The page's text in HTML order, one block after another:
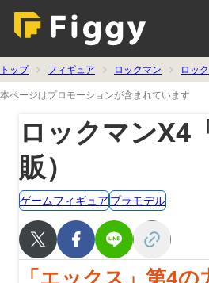
トップ フィギュア ロックマン ロッ
本ページはプロモーションが含まれています
ロックマンX4
販）
ゲームフィギュア プラモデル
「エックス」第4